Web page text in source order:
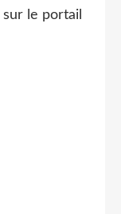
sur le portail